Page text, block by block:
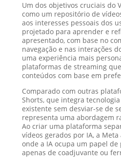
Um dos objetivos cruciais do
como um repositório de
aos interesses pessoais dos
projetado para aprender e
apresentado, com base no
navegação e nas interações
uma experiência mais
plataformas de streaming
conteúdos com base em
Comparado com outras
Shorts, que integra
existente sem desviar-se de
representa uma abordagem
Ao criar uma plataforma
vídeos gerados por IA, a
onde a IA ocupa um papel de
apenas de coadjuvante ou